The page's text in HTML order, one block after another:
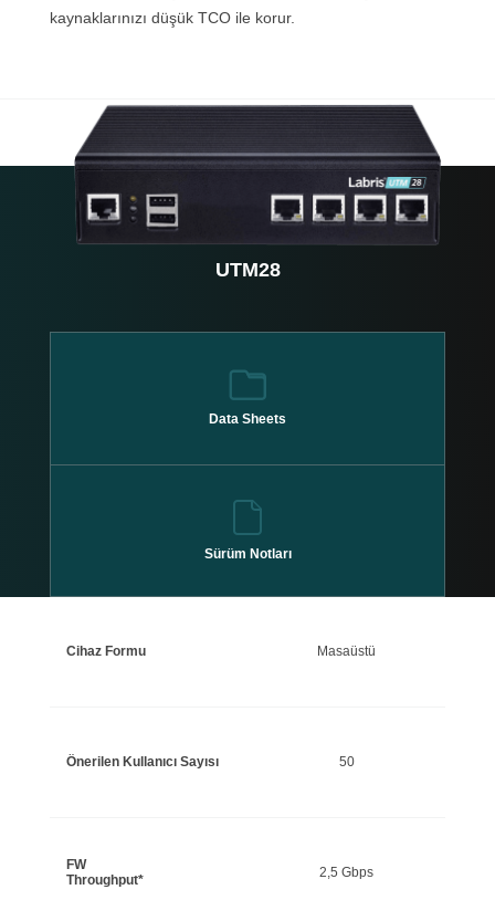
kaynaklarınızı düşük TCO ile korur.
UTM28
Data Sheets
Sürüm Notları
Masaüstü
Cihaz Formu
Önerilen Kullanıcı Sayısı
FW
Throughput*
50
2,5 Gbps